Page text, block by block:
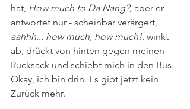
hat, How much to Da Nang?, aber er
antwortet nur - scheinbar verärgert,
aahhh... how much, how much!, winkt
ab, drückt von hinten gegen meinen
Rucksack und schiebt mich in den Bus.
Okay, ich bin drin. Es gibt jetzt kein
Zurück mehr.